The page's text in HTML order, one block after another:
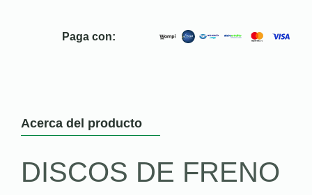
Paga con:
Acerca del producto
DISCOS DE FRENO